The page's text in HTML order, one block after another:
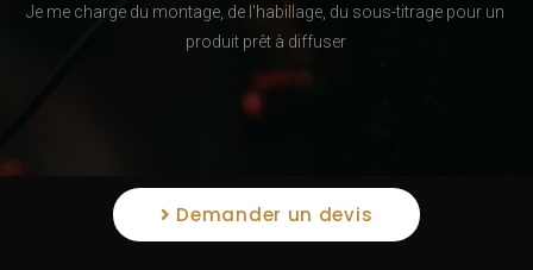
Je me charge du montage, de l'habillage, du sous-titrage pour un
produit prêt à diffuser
Demander un devis